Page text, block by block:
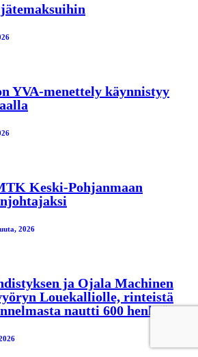
YVA-menettely käynnistyy
Keski-Pohjanmaan
2026
ja Ojala Machinen
Louekalliolle, rinteistä
nautti 600 henkeä